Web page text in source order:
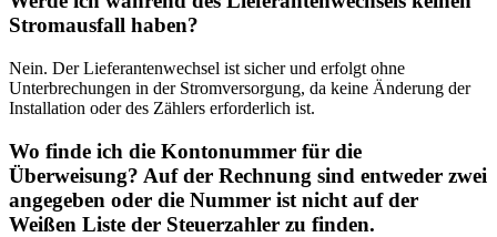
Stromausfall haben?
Nein. Der Lieferantenwechsel ist sicher und erfolgt ohne
Unterbrechungen in der Stromversorgung, da keine Änderung der
Installation oder des Zählers erforderlich ist.
Wo finde ich die Kontonummer für die
Überweisung? Auf der Rechnung sind entweder zwei
angegeben oder die Nummer ist nicht auf der
Weißen Liste der Steuerzahler zu finden.